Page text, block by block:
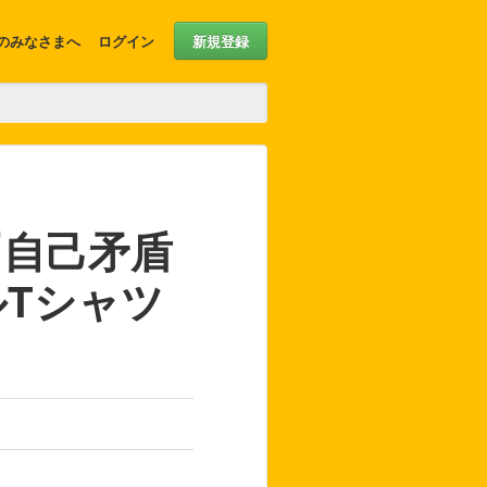
新規登録
みなさまへ ログイン
己矛盾
シャツ